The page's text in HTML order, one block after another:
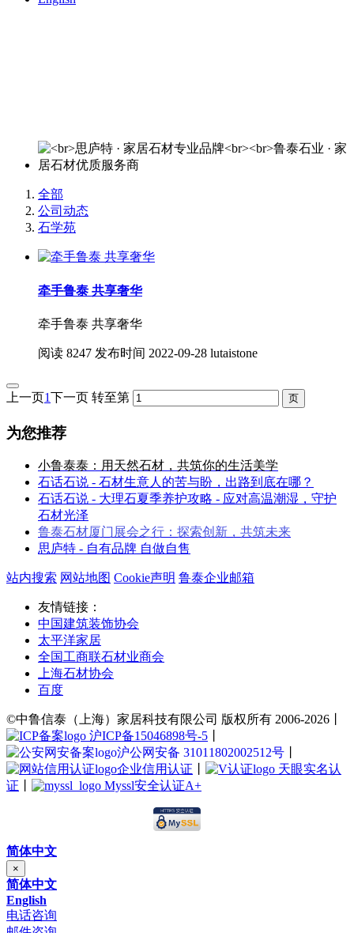
全部
公司动态
石学苑
牵手鲁泰 共享奢华
牵手鲁泰 共享奢华
阅读 8247 发布时间 2022-09-28 lutaistone
上一页1下一页 转至第
为您推荐
小鲁泰泰：用天然石材，共筑你的生活美学
石话石说 - 石材生意人的苦与盼，出路到底在哪？
石话石说 - 大理石夏季养护攻略 - 应对高温潮湿，守护
石材光泽
鲁泰石材厦门展会之行：探索创新，共筑未来
思庐特 - 自有品牌 自做自售
站内搜索 网站地图 Cookie声明 鲁泰企业邮箱
友情链接：
中国建筑装饰协会
太平洋家居
全国工商联石材业商会
上海石材协会
百度
©中鲁信泰（上海）家居科技有限公司 版权所有 2006-2026丨
沪ICP备15046898号-5
沪公网安备 31011802002512号
企业信用认证
天眼实名认
证
Myssl安全认证A+
简体中文
×
简体中文
English
电话咨询